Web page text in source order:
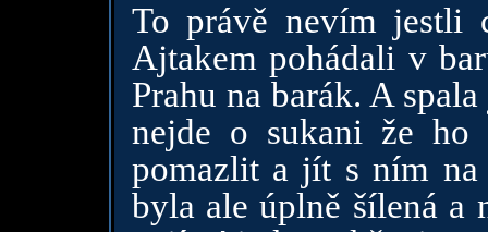
To právě nevím jestli
Ajtakem pohádali v
Prahu na barák. A
nejde o sukani že ho
pomazlit a jít s ním
byla ale úplně šílená a